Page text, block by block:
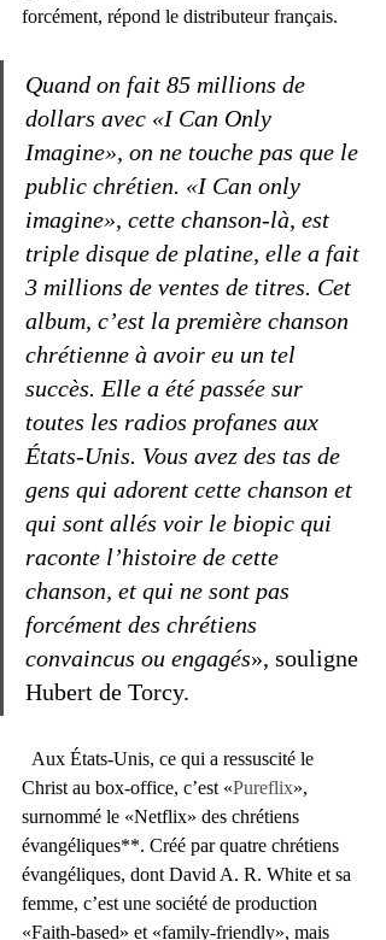
forcément, répond le distributeur français.
Quand on fait 85 millions de
dollars avec «I Can Only
Imagine», on ne touche pas que le
public chrétien. «I Can only
imagine», cette chanson-là, est
triple disque de platine, elle a fait
3 millions de ventes de titres. Cet
album, c’est la première chanson
chrétienne à avoir eu un tel
succès. Elle a été passée sur
toutes les radios profanes aux
États-Unis. Vous avez des tas de
gens qui adorent cette chanson et
qui sont allés voir le biopic qui
raconte l’histoire de cette
chanson, et qui ne sont pas
forcément des chrétiens
convaincus ou engagés», souligne
Hubert de Torcy.
Christ au box-office, c’est «Pureflix»,
surnommé le «Netflix» des chrétiens
évangéliques**. Créé par quatre chrétiens
évangéliques, dont David A. R. White et sa
femme, c’est une société de production
«Faith-based» et «family-friendly», mais